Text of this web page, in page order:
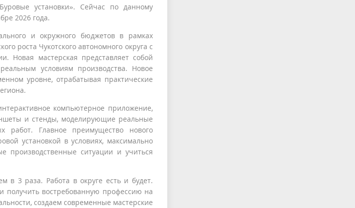
установки». Сейчас по данному
2026 года.
и окружного бюджетов в рамках
роста Чукотского автономного округа с
Новая мастерская представляет собой
условиям производства. Новое
уровне, отрабатывая практические
компьютерное приложение,
и стенды, моделирующие реальные
работ. Главное преимущество нового
установкой в условиях, максимально
производственные ситуации и учиться
в 3 раза. Работа в округе есть и будет.
получить востребованную профессию на
создаем современные мастерские